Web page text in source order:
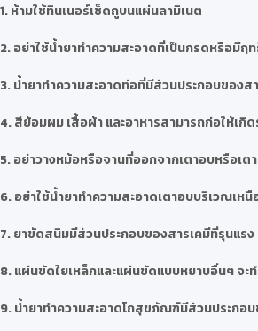
1. ห้ามใช้ทินเนอร์เช็ดถูบนแผ่นลามิเนต
2. อย่าใช้น้ำยาทำความสะอาดที่เป็นกรดหรือมี
3. น้ำยาทำความสะอาดท่อที่มีส่วนประกอบของ
4. สีย้อมผม เสื้อผ้า และอาหารสามารถก่อให้เ
5. อย่าวางหม้อหรือจานที่ออกจากเตาอบหรือเ
6. อย่าใช้น้ำยาทำความสะอาดเตาอบบริเวณเ
7. ยาขัดสนิมมีส่วนประกอบของสารเคมีที่รุนแร
8. แผ่นขัดใยเหล็กและแผ่นขัดแบบหยาบอื่นๆ จะ
9. น้ำยาทำความสะอาดโถสุขภัณฑ์มีส่วนประกอ